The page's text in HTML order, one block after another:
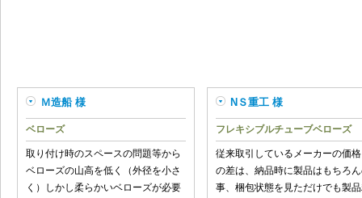
Ｍ造船 様
ベローズ
取り付け時のスペースの問題等から
ベローズの山高を低く（外径を小さ
く）しかし柔らかいベローズが必要
NＳ重工 様
フレキシブルチューブベローズ
従来取引しているメーカーの価
の差は、納品時に製品はもちろ
事、梱包状態を見ただけでも製